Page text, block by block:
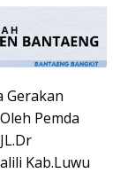
Gerakan
Pemda
Kab.Luwu